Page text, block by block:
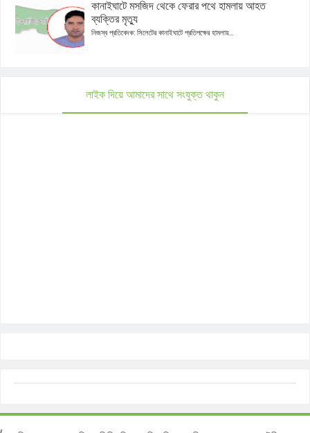
কানাইঘাটে মসজিদ থেকে ফেরার পথে হামলায় আহত
ব্যক্তির মৃত্যু
নিজস্ব প্রতিবেদক: সিলেটের কানাইঘাটে প্রতিপক্ষের হামলায়...
লাইক দিয়ে আমাদের সাথে সংযুক্ত থাকুন